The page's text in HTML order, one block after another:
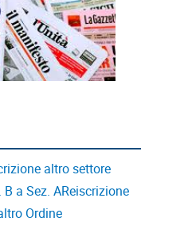
altro settore
a Sez. AReiscrizione
Ordine